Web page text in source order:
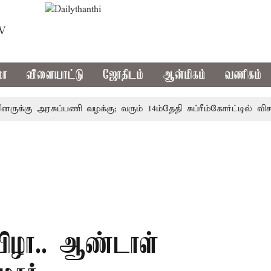
விளையாட்டு ஜோதிடம் ஆன்மிகம் வணிகம்
அரசுப்பணி வழக்கு; வரும் 14ம்தேதி சுப்ரீம்கோர்ட்டில்
ஆண்டாள்